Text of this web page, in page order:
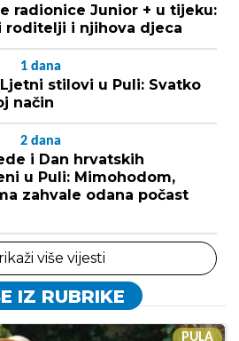
radionice Junior + u tijeku:
roditelji i njihova djeca
1 dana
Ljetni stilovi u Puli: Svatko
način
2 dana
i Dan hrvatskih
u Puli: Mimohodom,
zahvale odana počast
više vijesti
IZ RUBRIKE
PULA